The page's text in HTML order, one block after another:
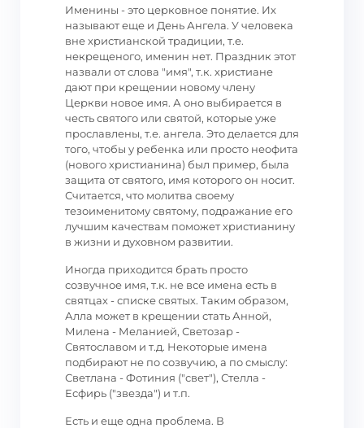
Именины - это церковное понятие. Их
называют еще и День Ангела. У человека
вне христианской традиции, т.е.
некрещеного, именин нет. Праздник этот
назвали от слова "имя", т.к. христиане
дают при крещении новому члену
Церкви новое имя. А оно выбирается в
честь святого или святой, которые уже
прославлены, т.е. ангела. Это делается для
того, чтобы у ребенка или просто неофита
(нового христианина) был пример, была
защита от святого, имя которого он носит.
Считается, что молитва своему
тезоименитому святому, подражание его
лучшим качествам поможет христианину
в жизни и духовном развитии.
Иногда приходится брать просто
созвучное имя, т.к. не все имена есть в
святцах - списке святых. Таким образом,
Алла может в крещении стать Анной,
Милена - Меланией, Светозар -
Святославом и т.д. Некоторые имена
подбирают не по созвучию, а по смыслу:
Светлана - Фотиния ("свет"), Стелла -
Есфирь ("звезда") и т.п.
Есть и еще одна проблема. В